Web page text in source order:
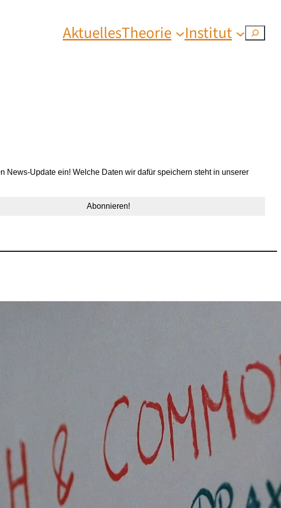
AktuellesTheorie Institut
S
News-Update ein! Welche Daten wir dafür speichern steht in unserer